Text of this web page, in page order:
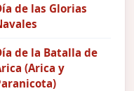
de las Glorias
de la Batalla de
(Arica y